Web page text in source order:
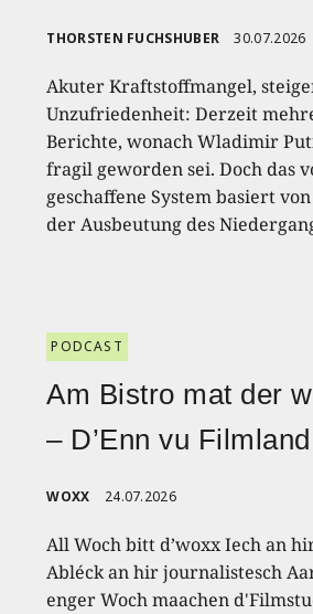
THORSTEN FUCHSHUBER 30.07.2026
Akuter Kraftstoffmangel,
Unzufriedenheit: Derzeit
Berichte, wonach Wladimir
fragil geworden sei. Doch das
geschaffene System basiert
der Ausbeutung des
PODCAST
Am Bistro mat der
– D’Enn vu Filmland
WOXX 24.07.2026
All Woch bitt d’woxx Iech an
Abléck an hir journalistesch
enger Woch maachen